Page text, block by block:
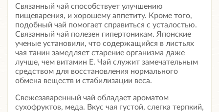
Связанный чай способствует улучшению
пищеварения, и хорошему аппетиту. Кроме того,
подобный чай помогает справиться с усталостью.
Связанный чай полезен гипертоникам. Японские
ученые установили, что содержащийся в листьях
чая танин замедляет старение организма даже
лучше, чем витамин Е. Чай служит замечательным
средством для восстановления нормального
обмена веществ и стабилизации веса.
Свежезаваренный чай обладает ароматом
сухофруктов, меда. Вкус чая густой, слегка терпкий,